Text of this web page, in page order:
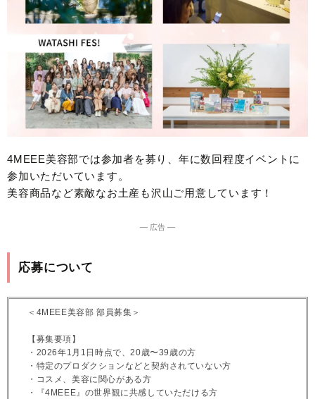
4MEEE美容部では参加者を募り、年に数回程度イベントに
参加いただいています。
美容商品など素敵なお土産も沢山ご用意しています！
― 広告 ―
応募について
＜4MEEE美容部 部員募集＞
【募集要項】
・2026年1月1日時点で、20歳〜39歳の方
・特定のプロダクションなどと契約されていない方
・コスメ、美容に関心がある方
・『4MEEE』の世界観に共感していただける方